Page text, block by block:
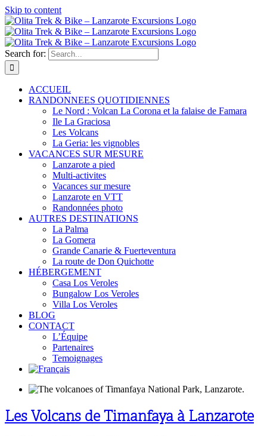
Skip to content
Search for:
ACCUEIL
RANDONNEES QUOTIDIENNES
Le Nord : Volcan La Corona et la falaise de Famara
Ile La Graciosa
Les Volcans
La Geria: les vignobles
VACANCES SUR MESURE
Lanzarote a pied
Multi-activites
Vacances sur mesure
Lanzarote en VTT
Randonnées photo
AUTRES DESTINATIONS
La Palma
La Gomera
Grande Canarie & Fuerteventura
La route de Don Quichotte
HÉBERGEMENT
Casa Los Veroles
Bungalow Los Veroles
Villa Los Veroles
BLOG
CONTACT
L’Équipe
Partenaires
Temoignages
Les Volcans de Timanfaya à Lanzarote